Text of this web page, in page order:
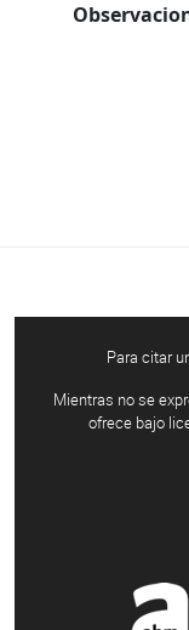
Para citar
Mientras no se
ofrece bajo